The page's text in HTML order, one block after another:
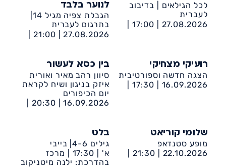
לכל הגילאים | בדיבוב
לעברית
27.08.2026 |
17:00 |
לנוער בלבד
בתרגום לעברית
27.08.2026 |
21:00 |
רועיקי מצחיקי
הצגה חדשה וספורטיבית
16.09.2026 |
17:30 |
בין כסא לעשור
סיוון רהב מאיר ואורית
איזק בניגון ושיח לקראת
יום הכיפורים
16.09.2026 |
20:30 |
שלומי קוריאט
מופע סטנדאפ
22.10.2026 |
21:30 |
בלט
גילים 4-6| בייבי
א' | 17:30 |
מרכז
קהילתי דיונה
בהדרכת: ילנה מיטניקוב